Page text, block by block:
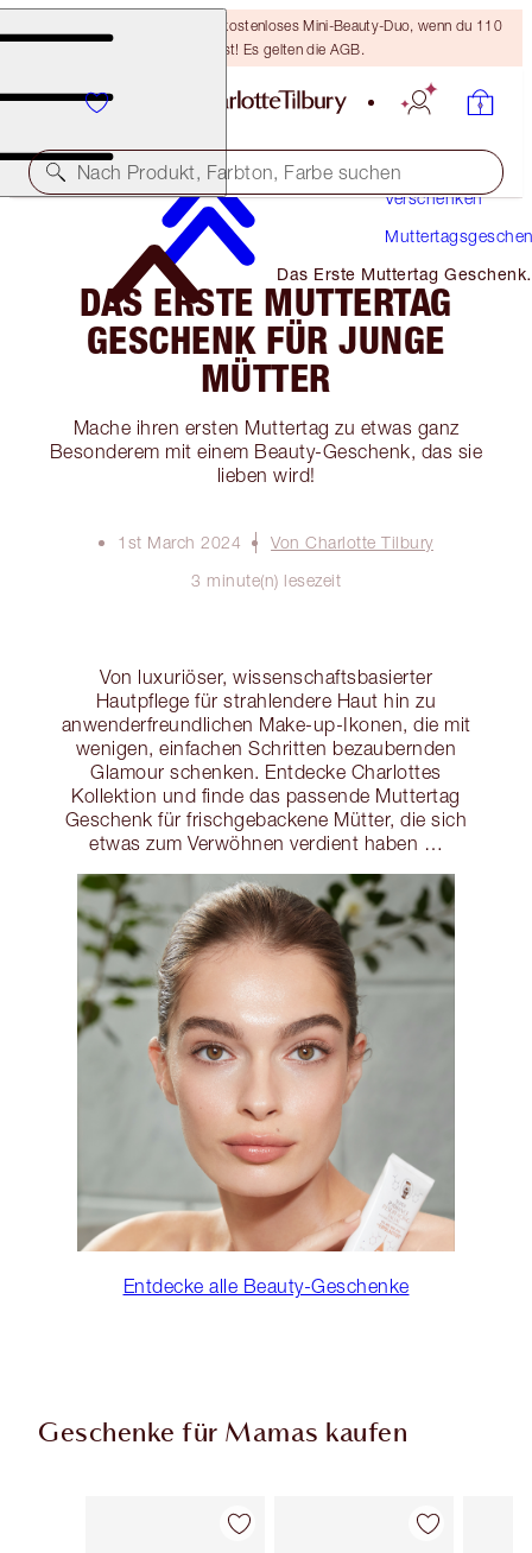
LETZTE CHANCE! Erhalte ein kostenloses Mini-Beauty-Duo, wenn du 110
€ ausgibst! Es gelten die AGB.
Nach Produkt, Farbton, Farbe suchen
Verschenken
Das Erste Muttertag Geschenk
Für Junge Mütter
DAS ERSTE MUTTERTAG
GESCHENK FÜR JUNGE
MÜTTER
Mache ihren ersten Muttertag zu etwas ganz
Besonderem mit einem Beauty-Geschenk, das sie
lieben wird!
1st March 2024
Von Charlotte Tilbury
3 minute(n) lesezeit
Von luxuriöser, wissenschaftsbasierter
Hautpflege für strahlendere Haut hin zu
anwenderfreundlichen Make-up-Ikonen, die mit
wenigen, einfachen Schritten bezaubernden
Glamour schenken. Entdecke Charlottes
Kollektion und finde das passende Muttertag
Geschenk für frischgebackene Mütter, die sich
etwas zum Verwöhnen verdient haben …
Entdecke alle Beauty-Geschenke
Geschenke für Mamas kaufen
Artikel 1 von 93 Artikel 2 von 93